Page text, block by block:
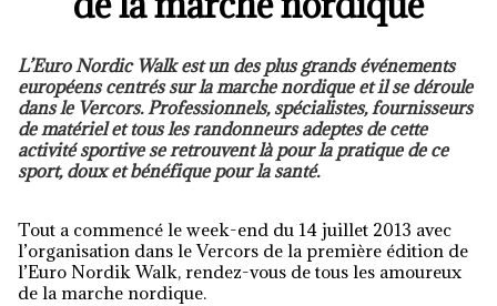
L’Euro Nordic Walk est un des plus grands événements
européens centrés sur la marche nordique et il se déroule
dans le Vercors. Professionnels, spécialistes, fournisseurs
de matériel et tous les randonneurs adeptes de cette
activité sportive se retrouvent là pour la pratique de ce
sport, doux et bénéfique pour la santé.
Tout a commencé le week-end du 14 juillet 2013 avec
l’organisation dans le Vercors de la première édition de
l’Euro Nordik Walk, rendez-vous de tous les amoureux
de la marche nordique.